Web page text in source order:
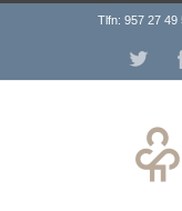
Tlfn: 957 27 49